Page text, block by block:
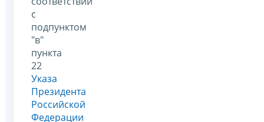
с
подпунктом
"в"
пункта
22
Указа
Президента
Российской
Федерации